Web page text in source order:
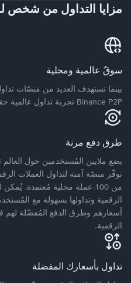
مزايا التداول من
سوقٌ عالمية ومحلية
Binance P2P تجربة تداول عالمية حقيقية وتدعم أكثر من 70 عملة محلية.
طرق دفع مرنة
من 100 عملة محلية مُعتمدة.
الرقمية وتداولها بسهولة مع
أسعارهم وطرق الدفع المُفضّلة
الرقمية.
تداول بأسعارك المفضلة